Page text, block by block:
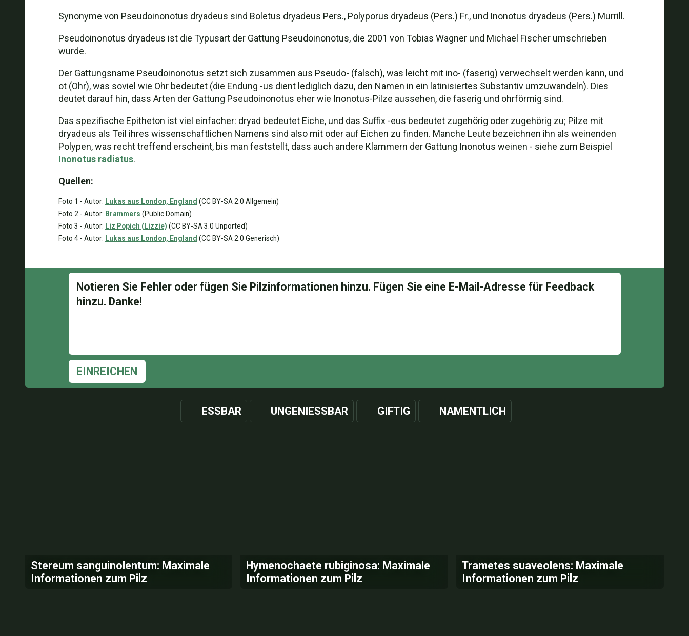
Synonyme von Pseudoinonotus dryadeus sind Boletus dryadeus Pers., Polyporus dryadeus (Pers.) Fr., und Inonotus dryadeus (Pers.) Murrill.
Pseudoinonotus dryadeus ist die Typusart der Gattung Pseudoinonotus, die 2001 von Tobias Wagner und Michael Fischer umschrieben
wurde.
Der Gattungsname Pseudoinonotus setzt sich zusammen aus Pseudo- (falsch), was leicht mit ino- (faserig) verwechselt werden kann, und
ot (Ohr), was soviel wie Ohr bedeutet (die Endung -us dient lediglich dazu, den Namen in ein latinisiertes Substantiv umzuwandeln). Dies
deutet darauf hin, dass Arten der Gattung Pseudoinonotus eher wie Inonotus-Pilze aussehen, die faserig und ohrförmig sind.
Das spezifische Epitheton ist viel einfacher: dryad bedeutet Eiche, und das Suffix -eus bedeutet zugehörig oder zugehörig zu; Pilze mit
dryadeus als Teil ihres wissenschaftlichen Namens sind also mit oder auf Eichen zu finden. Manche Leute bezeichnen ihn als weinenden
Polypen, was recht treffend erscheint, bis man feststellt, dass auch andere Klammern der Gattung Inonotus weinen - siehe zum Beispiel
Inonotus radiatus.
Quellen:
Foto 1 - Autor: Lukas aus London, England (CC BY-SA 2.0 Allgemein)
Foto 2 - Autor: Brammers (Public Domain)
Foto 3 - Autor: Liz Popich (Lizzie) (CC BY-SA 3.0 Unported)
Foto 4 - Autor: Lukas aus London, England (CC BY-SA 2.0 Generisch)
EINREICHEN
ESSBAR UNGENIESSBAR GIFTIG NAMENTLICH
Stereum sanguinolentum: Maximale
Informationen zum Pilz
Hymenochaete rubiginosa: Maximale
Informationen zum Pilz
Trametes suaveolens: Maximale
Informationen zum Pilz